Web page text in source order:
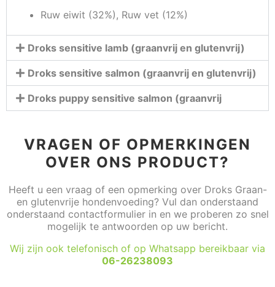
Ruw eiwit (32%), Ruw vet (12%)
Droks sensitive lamb (graanvrij en glutenvrij)
Droks sensitive salmon (graanvrij en glutenvrij)
Droks puppy sensitive salmon (graanvrij
VRAGEN OF OPMERKINGEN
OVER ONS PRODUCT?
Heeft u een vraag of een opmerking over Droks Graan-
en glutenvrije hondenvoeding? Vul dan onderstaand
onderstaand contactformulier in en we proberen zo snel
mogelijk te antwoorden op uw bericht.
Wij zijn ook telefonisch of op Whatsapp bereikbaar via
06-26238093